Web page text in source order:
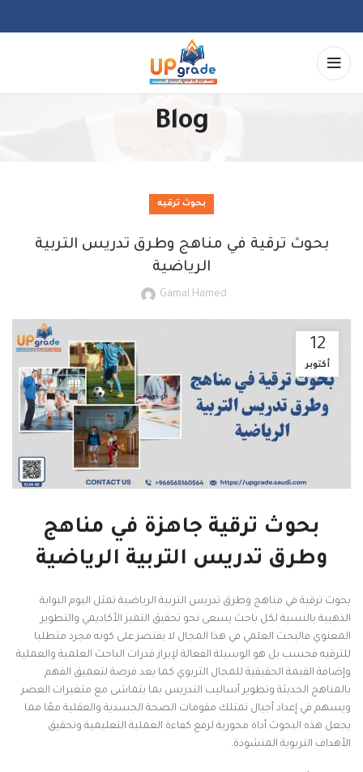
Blog
بحوث ترقيه
بحوث ترقية في مناهج وطرق تدريس التربية
الرياضية
Gamal Hamed
12
أكتوبر
بحوث ترقية جاهزة في مناهج
وطرق تدريس التربية الرياضية
بحوث ترقية في مناهج وطرق تدريس التربية الرياضية تمثل اليوم البوابة
الذهبية بالنسبة لكل باحث يسعى نحو تحقيق التميز الأكاديمي والتطوير
المعنوي فالبحث العلمي في هذا المجال لا يقتصر على كونه مجرد متطلبا
للترقيه فحسب بل هو الوسيلة الفعالة لإبراز قدرات الباحث العلمية والعملية
وإضافة القيمة الحقيقية للمجال التربوي كما يعد فرصة لتعميق الفهم
بالمناهج الحديثة وتطوير أساليب التدريس بما يتماشى مع متغيرات العصر
ويسهم في إعداد أجيال تمتلك مقومات الصحة الجسدية والعقلية معًا مما
يجعل هذه البحوث أداة محورية لرفع كفاءة العملية التعليمية وتحقيق
الأهداف التربوية المنشودة.